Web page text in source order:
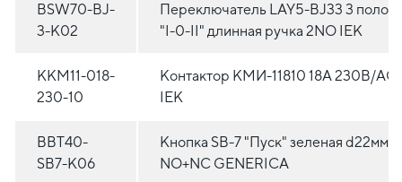
BSW70-BJ-
3-K02
Переключатель LAY5-BJ33 3
"I-0-II" длинная ручка 2NO IEK
KKM11-018-
230-10
Контактор КМИ-11810 18А 230В/
IEK
BBT40-
SB7-K06
Кнопка SВ-7 "Пуск" зеленая d22мм/
NO+NC GENERICA